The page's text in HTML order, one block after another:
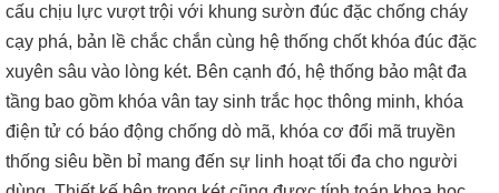
cấu chịu lực vượt trội với khung sườn đúc đặc chống cháy
cạy phá, bản lề chắc chắn cùng hệ thống chốt khóa đúc đặc
xuyên sâu vào lòng két. Bên cạnh đó, hệ thống bảo mật đa
tầng bao gồm khóa vân tay sinh trắc học thông minh, khóa
điện tử có báo động chống dò mã, khóa cơ đổi mã truyền
thống siêu bền bỉ mang đến sự linh hoạt tối đa cho người